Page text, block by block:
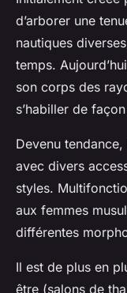
d’arborer une
nautiques
temps.
son corps des
s’habiller de
Devenu
avec divers
styles.
aux femmes
différentes
Il est de plus en
être (salons de